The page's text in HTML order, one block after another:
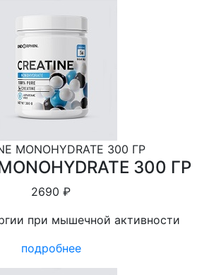
MONOHYDRATE 300 ГР
300 ГР
2690 ₽
при мышечной активности
подробнее